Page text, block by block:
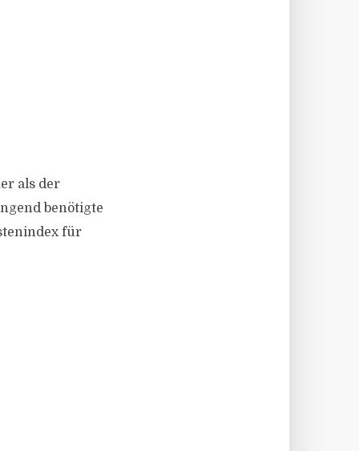
als der
benötigte
für